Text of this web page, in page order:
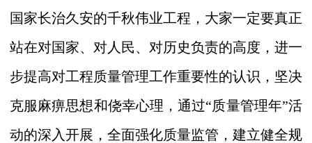
国家长治久安的千秋伟业工程，大家一定要真正
站在对国家、对人民、对历史负责的高度，进一
步提高对工程质量管理工作重要性的认识，坚决
克服麻痹思想和侥幸心理，通过“质量管理年”活
动的深入开展，全面强化质量监管，建立健全规